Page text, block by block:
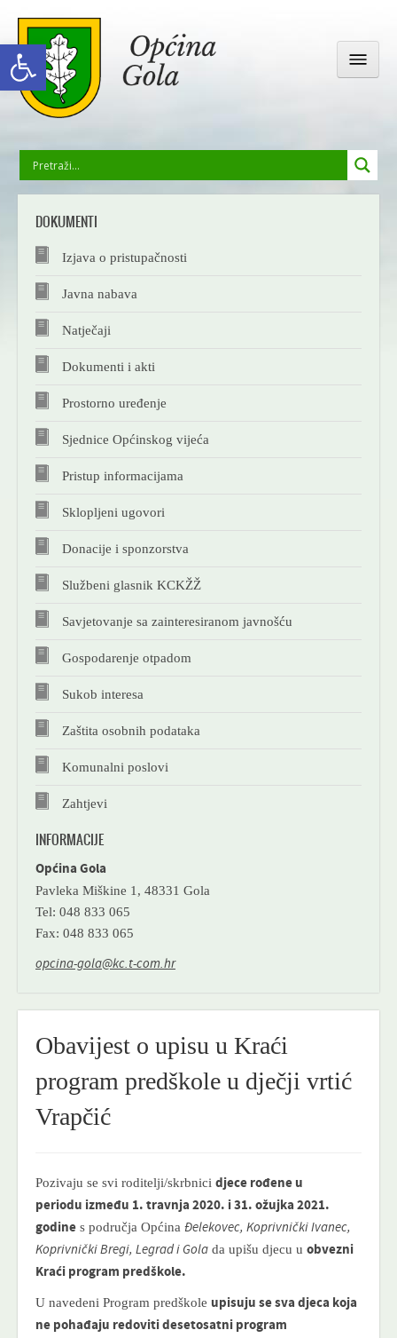
Open toolbar
GOLA I OKOLICA
DOKUMENTI
Izjava o pristupačnosti
Javna nabava
Natječaji
Dokumenti i akti
Prostorno uređenje
Sjednice Općinskog vijeća
Pristup informacijama
Sklopljeni ugovori
Donacije i sponzorstva
Službeni glasnik KCKŽŽ
Savjetovanje sa zainteresiranom javnošću
Gospodarenje otpadom
Sukob interesa
Zaštita osobnih podataka
Komunalni poslovi
Zahtjevi
INFORMACIJE
Općina Gola
Pavleka Miškine 1, 48331 Gola
Tel: 048 833 065
Fax: 048 833 065
opcina-gola@kc.t-com.hr
Obavijest o upisu u Kraći
program predškole u dječji vrtić
Vrapčić
Pozivaju se svi roditelji/skrbnici djece rođene u
periodu između 1. travnja 2020. i 31. ožujka 2021.
godine s područja Općina Đelekovec, Koprivnički Ivanec,
Koprivnički Bregi, Legrad i Gola da upišu djecu u obvezni
Kraći program predškole.
U navedeni Program predškole upisuju se sva djeca koja
ne pohađaju redoviti desetosatni program